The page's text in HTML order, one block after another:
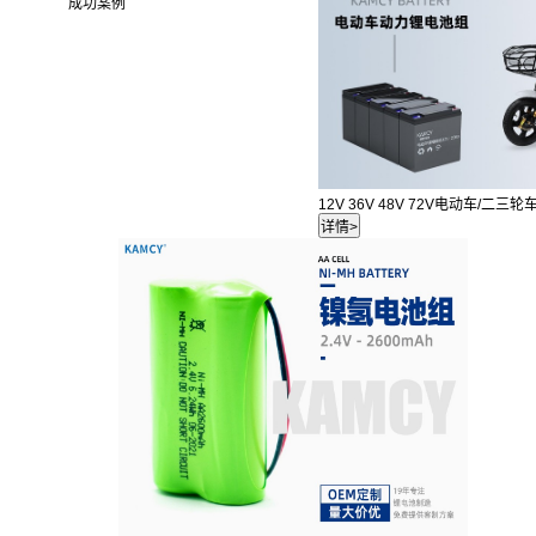
成功案例
12V 36V 48V 72V电动车/二三轮